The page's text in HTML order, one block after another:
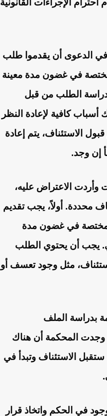
الدعوى أن يقدموا طلب
في غضون مدة معينة
الطلب من قبل
أسباب كافية لإعادة النظر
الاستئناف، يتم إعادة
إن وجد.
الاعتراض عليه،
محددة. أولاً، يجب تقديم
في غضون مدة
يجب أن يحتوي الطلب
مثل وجود تعسف أو
بدراسة الملف
وجدت المحكمة أن هناك
الاستئناف وتبدأ في
في الحكم واتخاذ قرار